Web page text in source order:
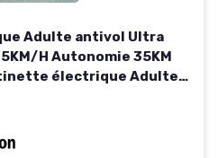
Adulte antivol Ultra
H Autonomie 35KM
électrique Adulte
increvables, Charge